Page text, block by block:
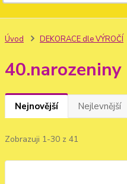
Úvod DEKORACE dle VÝROČÍ
40.narozeniny
Nejnovější Nejlevnější
Zobrazuji 1-30 z 41